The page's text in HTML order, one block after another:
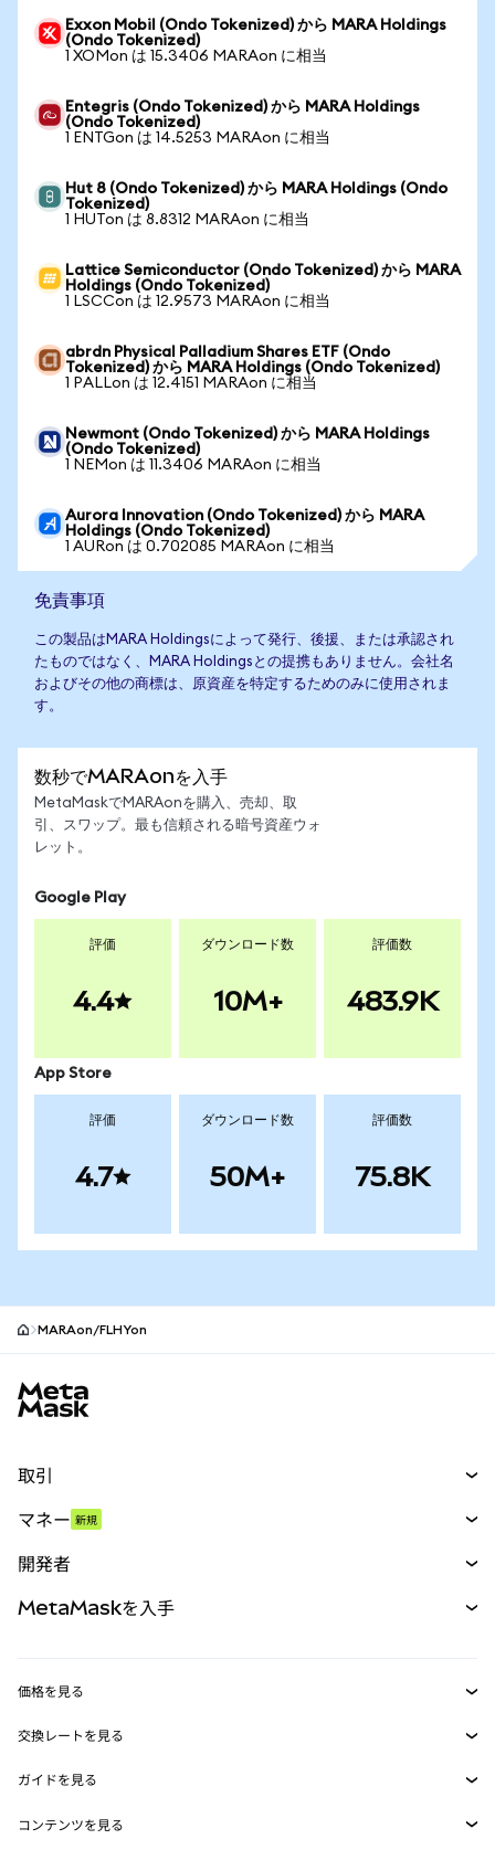
Exxon Mobil (Ondo Tokenized) から MARA Holdings
(Ondo Tokenized)
1 XOMon は 15.3406 MARAon に相当
Entegris (Ondo Tokenized) から MARA Holdings
(Ondo Tokenized)
1 ENTGon は 14.5253 MARAon に相当
Hut 8 (Ondo Tokenized) から MARA Holdings (Ondo
Tokenized)
1 HUTon は 8.8312 MARAon に相当
Lattice Semiconductor (Ondo Tokenized) から MARA
Holdings (Ondo Tokenized)
1 LSCCon は 12.9573 MARAon に相当
abrdn Physical Palladium Shares ETF (Ondo
Tokenized) から MARA Holdings (Ondo Tokenized)
1 PALLon は 12.4151 MARAon に相当
Newmont (Ondo Tokenized) から MARA Holdings
(Ondo Tokenized)
1 NEMon は 11.3406 MARAon に相当
Aurora Innovation (Ondo Tokenized) から MARA
Holdings (Ondo Tokenized)
1 AURon は 0.702085 MARAon に相当
免責事項
この製品はMARA Holdingsによって発行、後援、または承認され
たものではなく、MARA Holdingsとの提携もありません。会社名
およびその他の商標は、原資産を特定するためのみに使用されま
す。
数秒でMARAonを入手
MetaMaskでMARAonを購入、売却、取
引、スワップ。最も信頼される暗号資産ウォ
レット。
Google Play
評価
4.4
ダウンロード数
10M+
評価数
483.9K
App Store
評価
4.7
ダウンロード数
50M+
評価数
75.8K
MARAon/FLHYon
取引
パーペチュアル
RWA
マネー 新規
開発者
MetaMask Connect
Snaps
Web3サービス
MetaMaskを入手
セキュリティ
サポート
価格を見る
イーサリアムの価格
Solanaの価格
交換レートを見る
ETH→USD
USDT→INR
ガイドを見る
ETHの購入
コンテンツを見る